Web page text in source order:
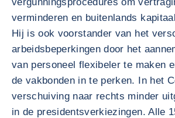
verminderen en buitenlands
Hij is ook voorstander van het
arbeidsbeperkingen door het
van personeel flexibeler te maken
de vakbonden in te perken. In het
verschuiving naar rechts minder
in de presidentsverkiezingen. Alle